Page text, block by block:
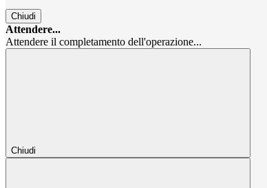
Chiudi
Attendere...
Attendere il completamento dell'operazione...
Chiudi